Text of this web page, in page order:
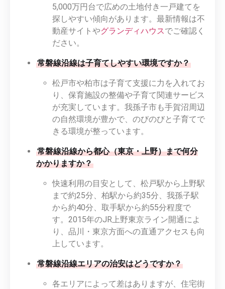
5,000万円台で広めの土地付き一戸建てを
探しやすい傾向があります。最新情報は不
動産サイトやグランディハウスでご確認く
ださい。
常磐線沿線は子育てしやすい環境ですか？
松戸市や柏市は子育て支援に力を入れてお
り、保育施設の整備や子育て関連サービス
が充実しています。我孫子市も手賀沼周辺
の自然環境が豊かで、のびのびと子育てで
きる環境が整っています。
常磐線沿線から都心（東京・上野）まで何分
かかりますか？
快速利用の目安として、松戸駅から上野駅
まで約25分、柏駅から約35分、我孫子駅
から約40分、取手駅から約55分程度で
す。2015年のJR上野東京ライン開通によ
り、品川・東京方面への直通アクセスも向
上しています。
常磐線沿線エリアの治安はどうですか？
各エリアによって差はありますが、住宅街